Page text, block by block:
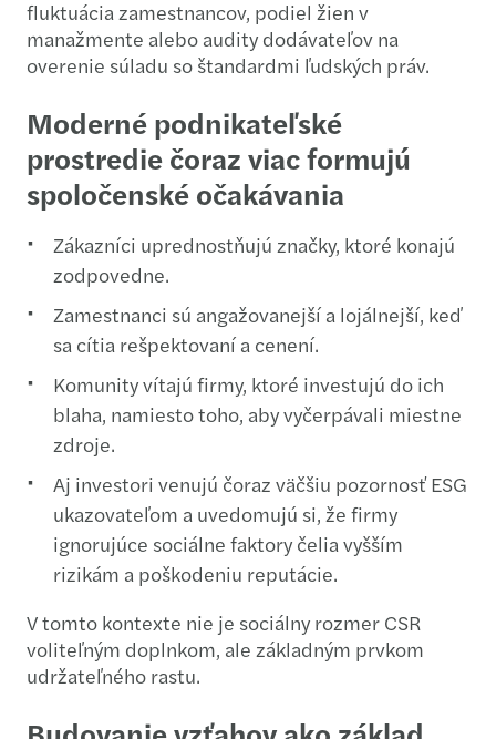
fluktuácia zamestnancov, podiel žien v
manažmente alebo audity dodávateľov na
overenie súladu so štandardmi ľudských práv.
Moderné podnikateľské
prostredie čoraz viac formujú
spoločenské očakávania
Zákazníci uprednostňujú značky, ktoré konajú
zodpovedne.
Zamestnanci sú angažovanejší a lojálnejší, keď
sa cítia rešpektovaní a cenení.
Komunity vítajú firmy, ktoré investujú do ich
blaha, namiesto toho, aby vyčerpávali miestne
zdroje.
Aj investori venujú čoraz väčšiu pozornosť ESG
ukazovateľom a uvedomujú si, že firmy
ignorujúce sociálne faktory čelia vyšším
rizikám a poškodeniu reputácie.
V tomto kontexte nie je sociálny rozmer CSR
voliteľným doplnkom, ale základným prvkom
udržateľného rastu.